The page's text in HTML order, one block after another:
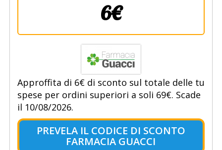
6€
Approffita di 6€ di sconto sul totale delle tu
spese per ordini superiori a soli 69€. Scade
il 10/08/2026.
PREVELA IL CODICE DI SCONTO
FARMACIA GUACCI